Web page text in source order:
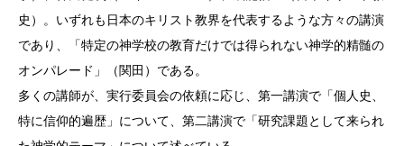
史）。いずれも日本のキリスト教界を代表するような方々の講演
であり、「特定の神学校の教育だけでは得られない神学的精髄の
オンパレード」（関田）である。
多くの講師が、実行委員会の依頼に応じ、第一講演で「個人史、
特に信仰的遍歴」について、第二講演で「研究課題として来られ